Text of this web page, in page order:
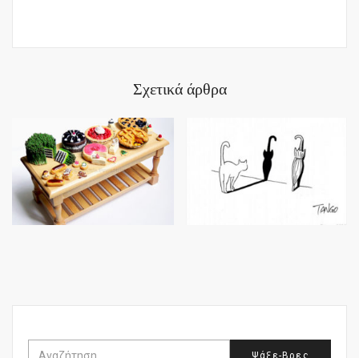
Σχετικά άρθρα